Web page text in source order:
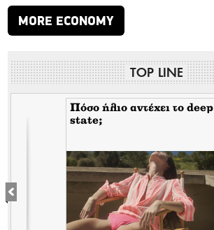
MORE ECONOMY
TOP LINE
Πόσο ήλιο αντέχει το deep
state;